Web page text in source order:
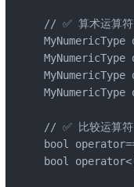
// ✅ 算术运算符
// ✅ 比较运算符
bool
bool